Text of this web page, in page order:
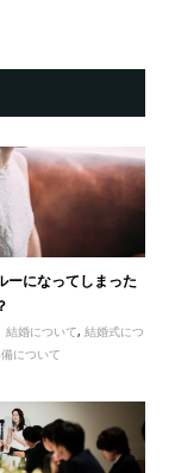
ーになってしまった
結婚について,結婚式につ
について